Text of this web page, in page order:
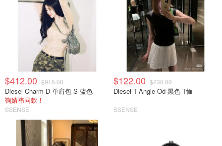
$412.00 $915.00
Diesel Charm-D 单肩包 S 蓝色
鞠婧祎同款！
SSENSE
$122.00 $230.00
Diesel T-Angie-Od 黑色 T恤
SSENSE